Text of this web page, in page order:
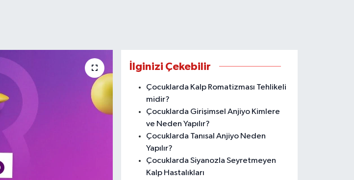
İlginizi Çekebilir
Çocuklarda Kalp Romatizması Tehlikeli
midir?
Çocuklarda Girişimsel Anjiyo Kimlere
ve Neden Yapılır?
Çocuklarda Tanısal Anjiyo Neden
Yapılır?
Çocuklarda Siyanozla Seyretmeyen
Kalp Hastalıkları